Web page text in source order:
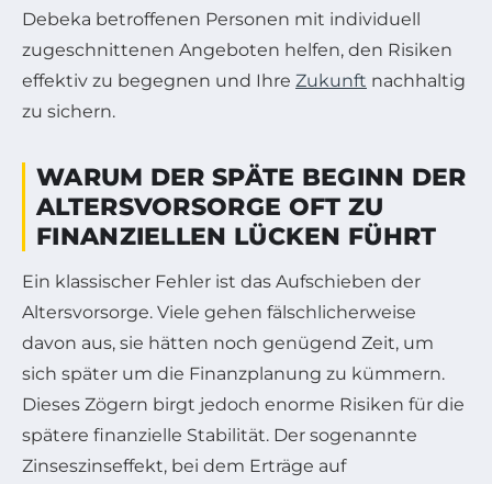
Debeka betroffenen Personen mit individuell
zugeschnittenen Angeboten helfen, den Risiken
effektiv zu begegnen und Ihre Zukunft nachhaltig
zu sichern.
WARUM DER SPÄTE BEGINN DER
ALTERSVORSORGE OFT ZU
FINANZIELLEN LÜCKEN FÜHRT
Ein klassischer Fehler ist das Aufschieben der
Altersvorsorge. Viele gehen fälschlicherweise
davon aus, sie hätten noch genügend Zeit, um
sich später um die Finanzplanung zu kümmern.
Dieses Zögern birgt jedoch enorme Risiken für die
spätere finanzielle Stabilität. Der sogenannte
Zinseszinseffekt, bei dem Erträge auf